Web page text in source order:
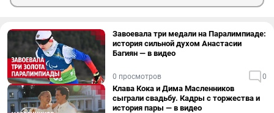
Завоевала три медали на Паралимпиаде:
история сильной духом Анастасии
Багиян — в видео
0 просмотров 0
Клава Кока и Дима Масленников
сыграли свадьбу. Кадры с торжества и
история пары — в видео